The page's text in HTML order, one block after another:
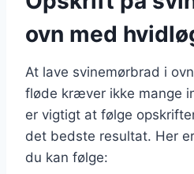
ovn med
At lave svinemørbrad i
fløde kræver ikke mange
er vigtigt at følge
det bedste resultat. Her
du kan følge: